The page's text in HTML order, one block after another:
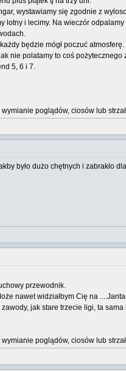
wystawiamy się zgodnie z
lotny i lecimy. Na wieczór
będzie mógł poczuć atmosferę.
nie polatamy to coś pożytecznego
5, 6 i 7.
poglądów, ciosów lub
było dużo chętnych i zabrakło
przewodnik.
nawet widziałbym Cię na
zawody, jak stare trzecie ligi, ta
poglądów, ciosów lub